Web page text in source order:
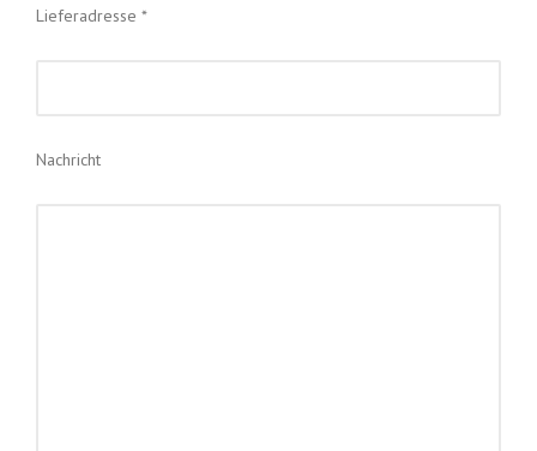
Lieferadresse *
Nachricht